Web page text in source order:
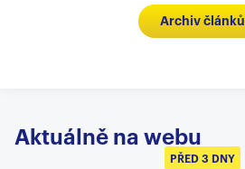
Archiv článků
Aktuálně na webu
PŘED 3 DNY